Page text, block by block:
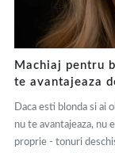
Machiaj pentru
te avantajeaza
Daca esti blonda si ai
nu te avantajeaza, nu
proprie - tonuri